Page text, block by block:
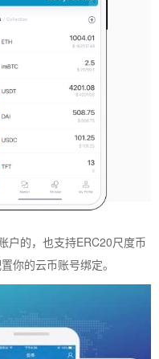
户的，也支持ERC20尺度币
你的云币账号绑定。